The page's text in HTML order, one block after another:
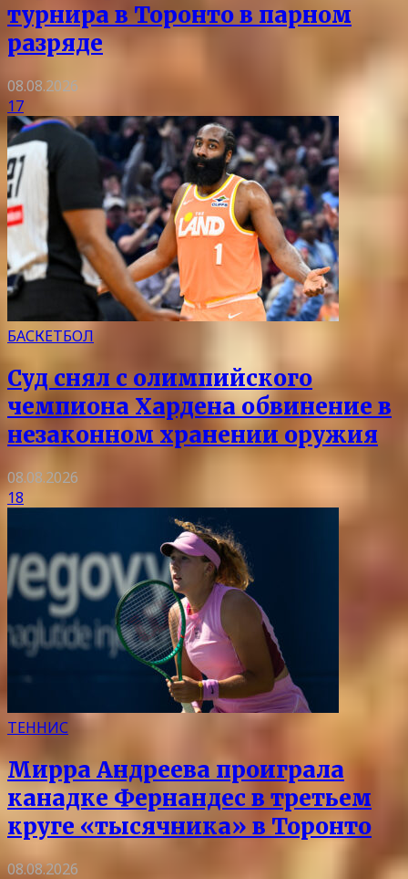
турнира в Торонто в парном
разряде
08.08.2026
17
БАСКЕТБОЛ
Суд снял с олимпийского
чемпиона Хардена обвинение в
незаконном хранении оружия
08.08.2026
18
ТЕННИС
Мирра Андреева проиграла
канадке Фернандес в третьем
круге «тысячника» в Торонто
08.08.2026